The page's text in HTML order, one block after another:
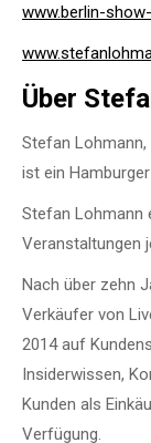
www.berlin-
Über
Stefan Lohmann,
ist ein
Stefan Lohmann
Veranstaltungen
Nach über zehn
Verkäufer von
2014 auf
Insiderwissen,
Kunden als
Verfügung.